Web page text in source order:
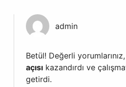
admin
Betül! Değerli
açısı kazandırdı ve
getirdi.